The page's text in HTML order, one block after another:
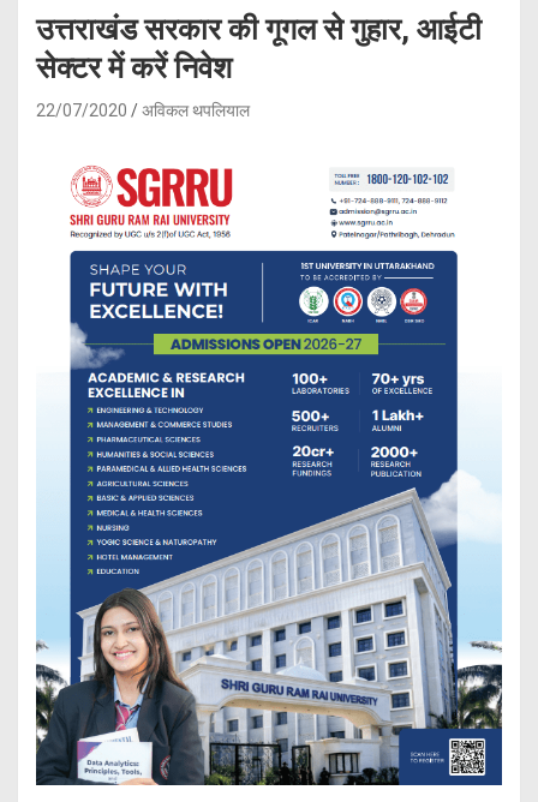
उत्तराखंड सरकार की गूगल से गुहार, आईटी
सेक्टर में करें निवेश
22/07/2020 अविकल थपलियाल